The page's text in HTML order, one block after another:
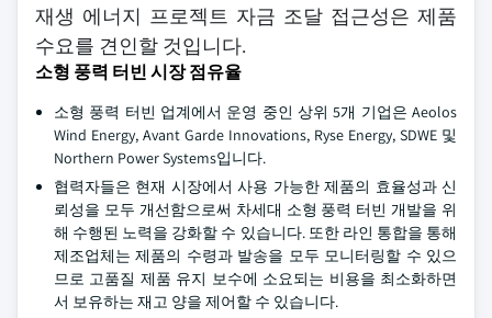
재생 에너지 프로젝트 자금 조달 접근성은 제품
수요를 견인할 것입니다.
소형 풍력 터빈 시장 점유율
소형 풍력 터빈 업계에서 운영 중인 상위 5개 기업은 Aeolos
Wind Energy, Avant Garde Innovations, Ryse Energy, SDWE 및
Northern Power Systems입니다.
협력자들은 현재 시장에서 사용 가능한 제품의 효율성과 신
뢰성을 모두 개선함으로써 차세대 소형 풍력 터빈 개발을 위
해 수행된 노력을 강화할 수 있습니다. 또한 라인 통합을 통해
제조업체는 제품의 수령과 발송을 모두 모니터링할 수 있으
므로 고품질 제품 유지 보수에 소요되는 비용을 최소화하면
서 보유하는 재고 양을 제어할 수 있습니다.